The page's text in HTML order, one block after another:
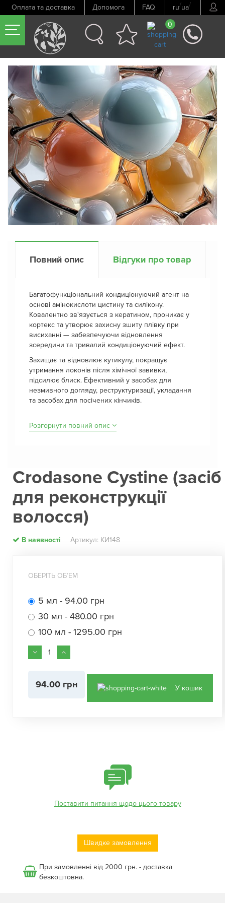
Оплата та доставка Допомога FAQ ru/ua/
0
Попередній товар Наступний товар
Повний опис Відгуки про товар
Багатофункціональний кондиціонуючий агент на
основі амінокислоти цистину та силікону.
Ковалентно зв'язується з кератином, проникає у
кортекс та утворює захисну зшиту плівку при
висиханні — забезпечуючи відновлення
зсередини та тривалий кондиціонуючий ефект.
Захищає та відновлює кутикулу, покращує
утримання локонів після хімічної завивки,
підсилює блиск. Ефективний у засобах для
незмивного догляду, реструктуризації, укладання
та засобах для посічених кінчиків.
Розгорнути повний опис
Crodasone Cystine (засіб
для реконструкції
волосся)
В наявності Артикул: КИ148
ОБЕРІТЬ ОБʼЕМ
5 мл - 94.00 грн
30 мл - 480.00 грн
100 мл - 1295.00 грн
94.00 грн У кошик
Поставити питання щодо цього товару
Швидке замовлення
При замовленні від 2000 грн. - доставка
безкоштовна.